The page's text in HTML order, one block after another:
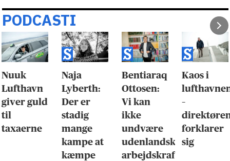
PODCASTI
Nuuk
Lufthavn
giver guld
til
taxaerne
Naja
Lyberth:
Der er
stadig
mange
kampe at
kæmpe
Bentiaraq
Ottosen:
Vi kan
ikke
undvære
udenlandsk
arbejdskraft
Kaos i
–
forklarer
sig